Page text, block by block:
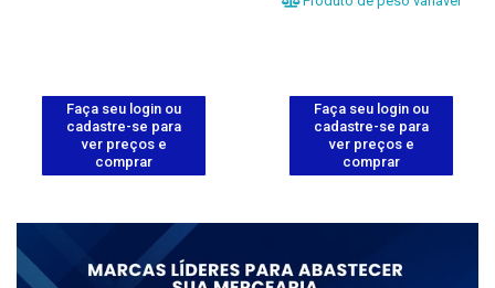
Faça seu login ou
cadastre-se para
ver preços e
comprar
Faça seu login ou
cadastre-se para
ver preços e
comprar